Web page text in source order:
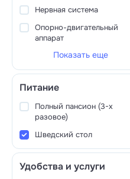
Нервная система
Опорно-двигательный
аппарат
Показать еще
Питание
Полный пансион (3-х
разовое)
Шведский стол
Удобства и услуги